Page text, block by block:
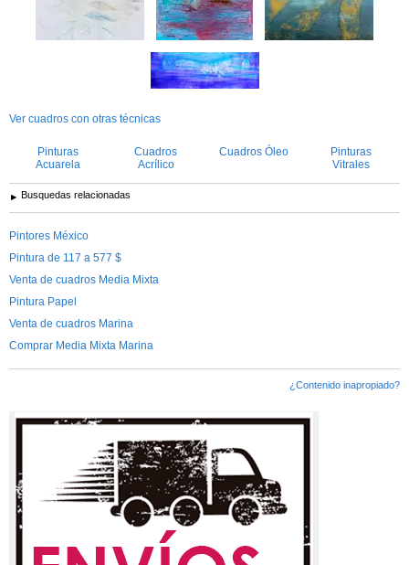
Ver cuadros con otras técnicas
Pinturas
Acuarela
Cuadros
Acrílico
Cuadros Óleo
Pinturas
Vitrales
Busquedas relacionadas
Pintores México
Pintura de 117 a 577 $
Venta de cuadros Media Mixta
Pintura Papel
Venta de cuadros Marina
Comprar Media Mixta Marina
¿Contenido inapropiado?